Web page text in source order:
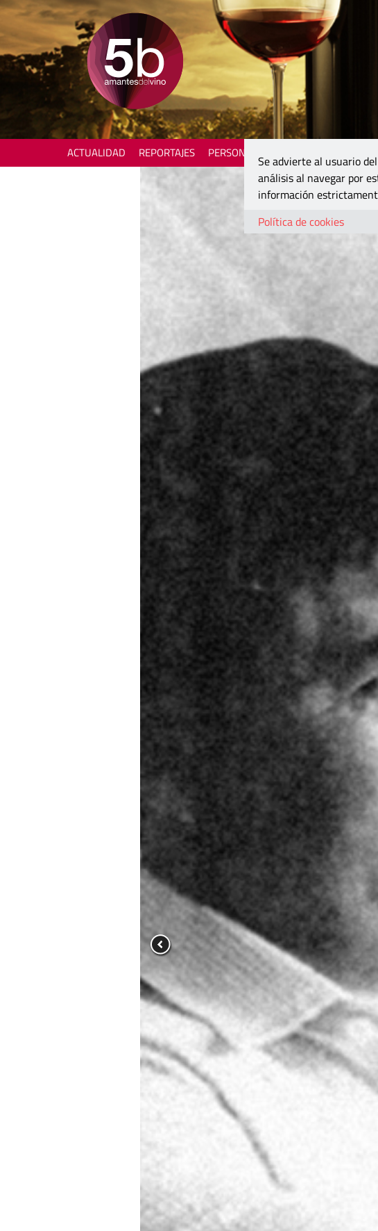
ACTUALIDAD REPORTAJES PERSONAJES
Se advierte al usuario
análisis al navegar por
información
Política de cookies